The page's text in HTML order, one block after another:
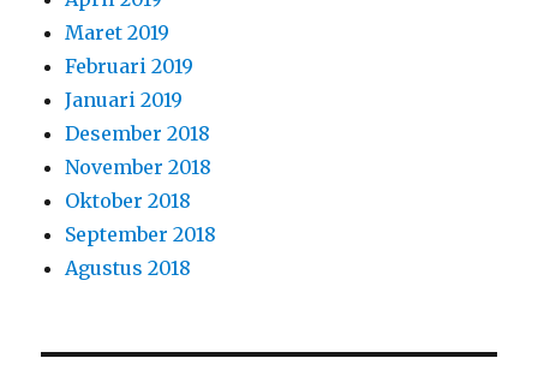
Maret 2019
Februari 2019
Januari 2019
Desember 2018
November 2018
Oktober 2018
September 2018
Agustus 2018